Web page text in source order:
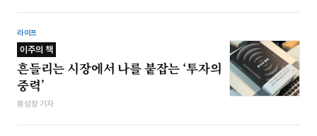
라이프
이주의 책
흔들리는 시장에서 나를 붙잡는 ‘투자의
중력’
봉성창 기자